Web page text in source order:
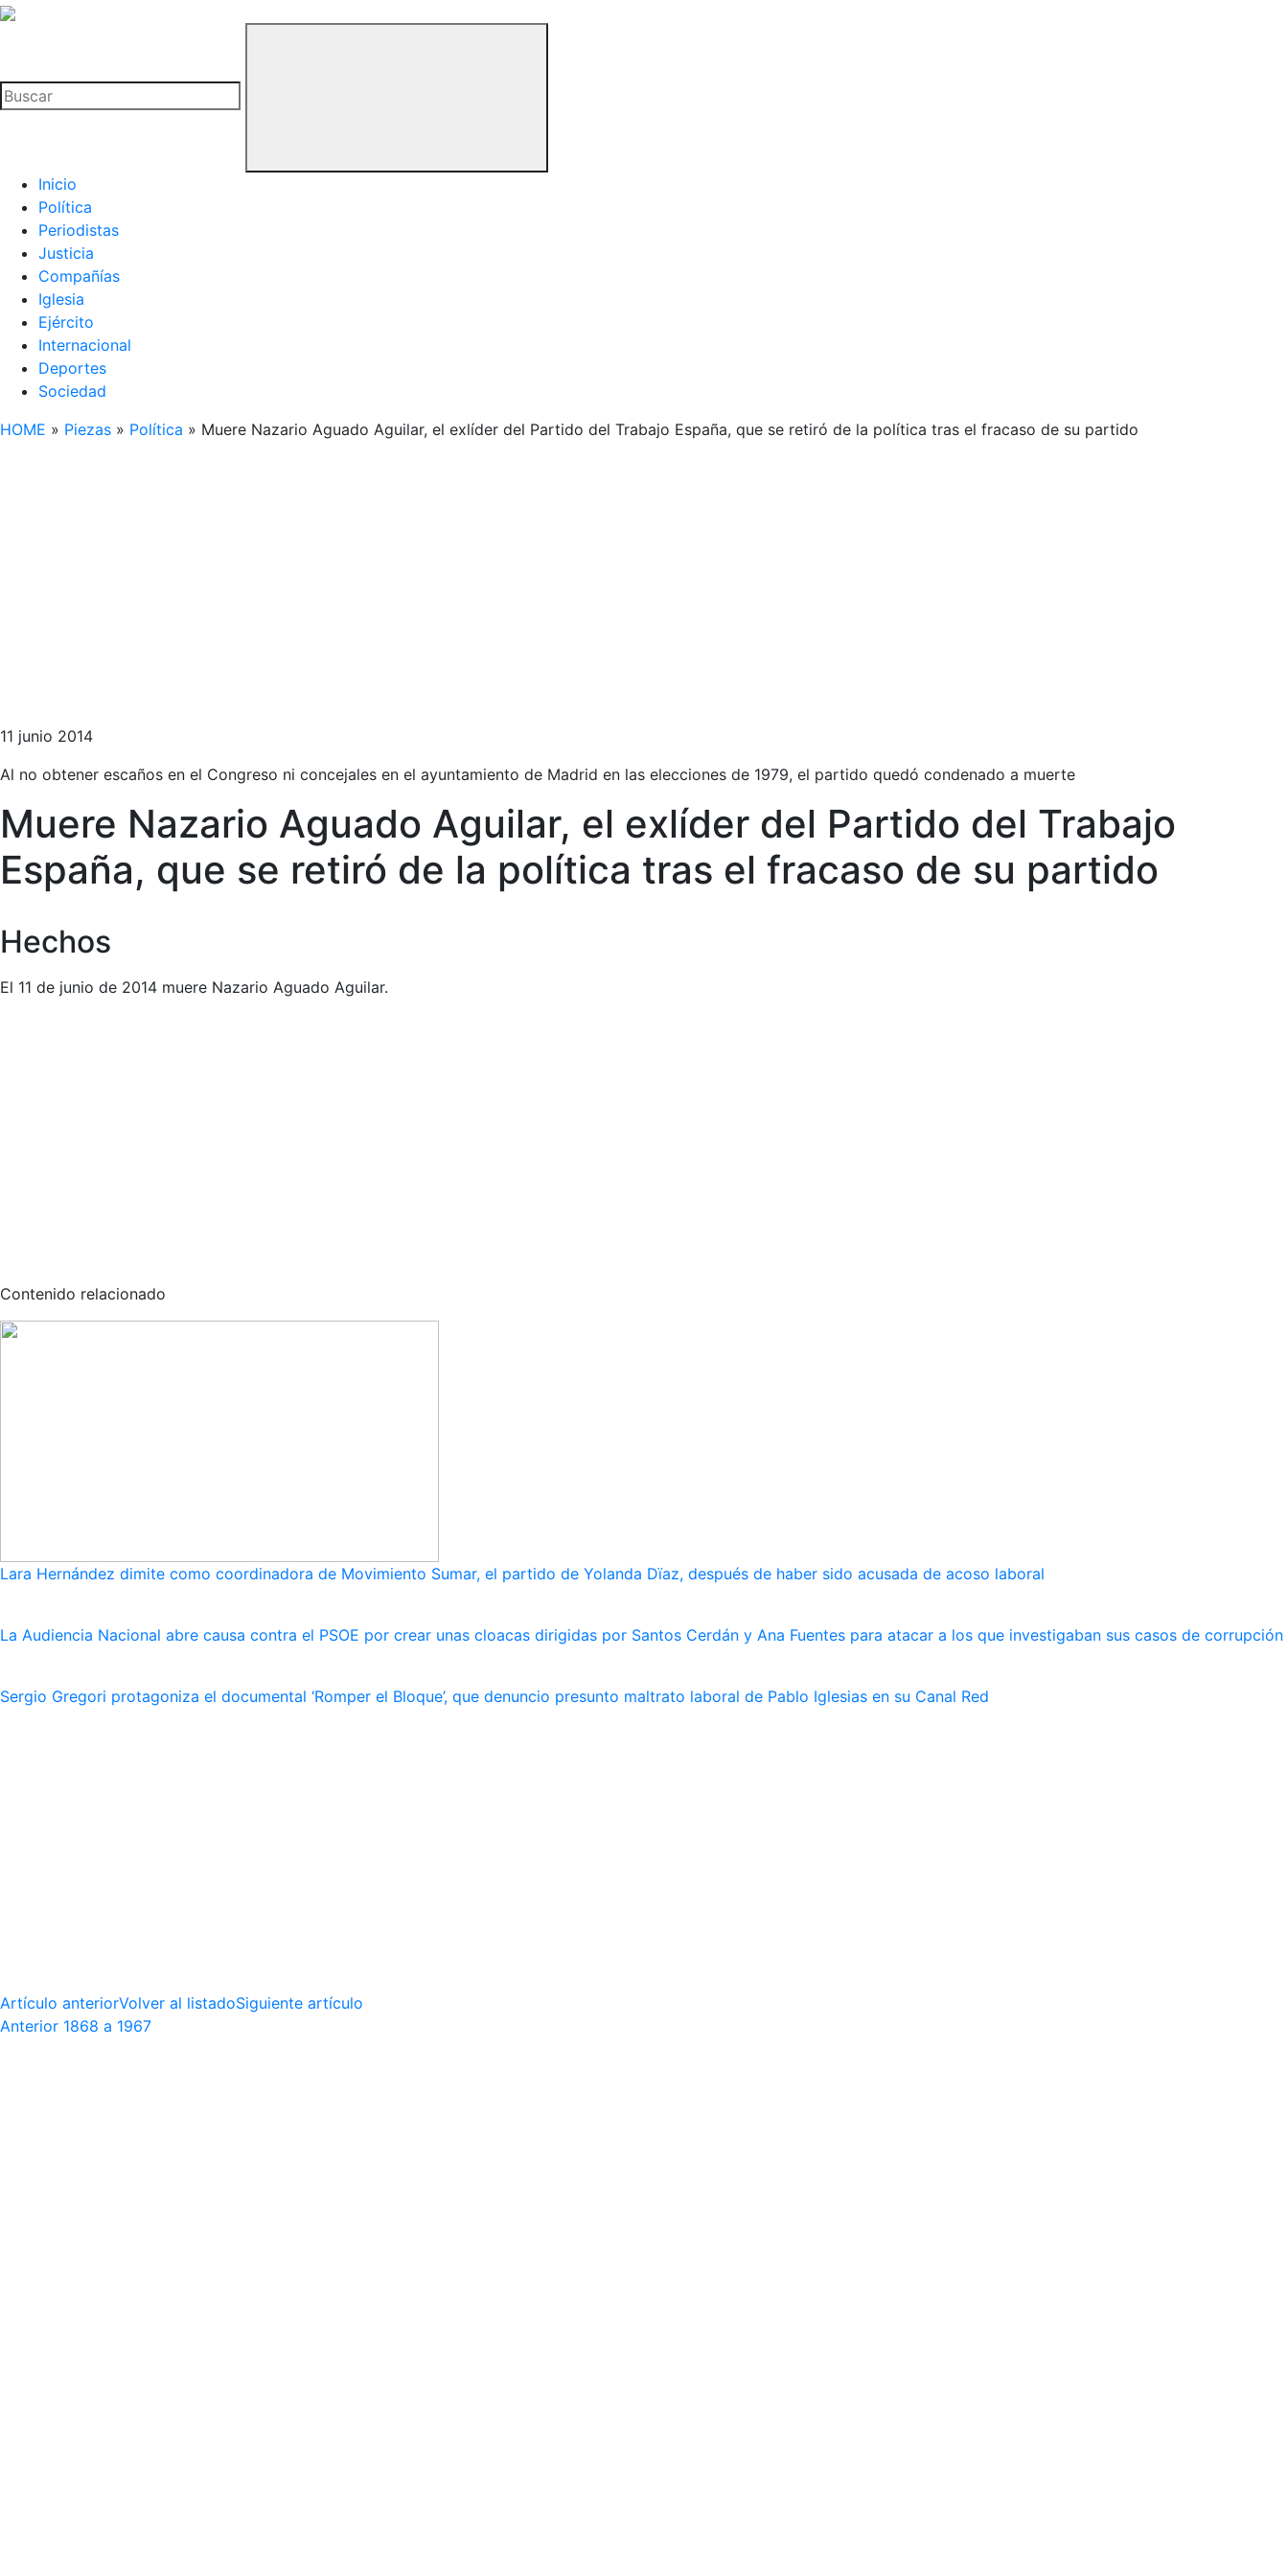
La
Buitre
Inicio
Política
Periodistas
Justicia
Compañías
Iglesia
Ejército
Internacional
Deportes
Sociedad
HOME » Piezas » Política » Muere Nazario Aguado Aguilar, el exlíder del Partido del Trabajo España, que se retiró de la política tras el fracaso de su partido
11 junio 2014
Al no obtener escaños en el Congreso ni concejales en el ayuntamiento de Madrid en las elecciones de 1979, el partido quedó condenado a muerte
Muere Nazario Aguado Aguilar, el exlíder del Partido del Trabajo
España, que se retiró de la política tras el fracaso de su partido
Hechos
El 11 de junio de 2014 muere Nazario Aguado Aguilar.
Contenido relacionado
Lara Hernández dimite como coordinadora de Movimiento Sumar, el partido de Yolanda Dïaz, después de haber sido acusada de acoso laboral
La Audiencia Nacional abre causa contra el PSOE por crear unas cloacas dirigidas por Santos Cerdán y Ana Fuentes para atacar a los que investigaban sus casos de corrupción
Sergio Gregori protagoniza el documental ‘Romper el Bloque’, que denuncio presunto maltrato laboral de Pablo Iglesias en su Canal Red
Artículo anteriorVolver al listadoSiguiente artículo
Anterior 1868 a 1967